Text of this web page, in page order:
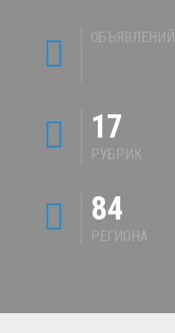
ОБЪЯВЛЕНИЙ
17
РУБРИК
84
РЕГИОНА